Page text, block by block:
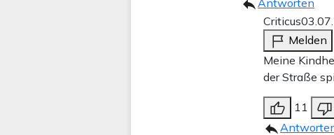
Criticus
Melden
Meine
der Straße
11